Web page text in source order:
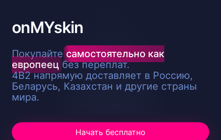
onMYskin
Покупайтесамостоятельно как
европеец без переплат.
4B2 напрямую доставляет в Россию,
Беларусь, Казахстан и другие страны
мира.
Начать бесплатно